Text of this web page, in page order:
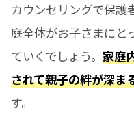
カウンセリングで保護
庭全体がお子さまにと
ていくでしょう。家庭
されて親子の絆が深ま
す。